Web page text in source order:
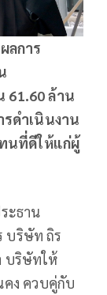
ลการ
61.60 ล้าน
ดำเนินงาน
นที่ดีให้แก่ผู้
ะธาน
บริษัท ถิร
บริษัทให้
คง ควบคู่กับ